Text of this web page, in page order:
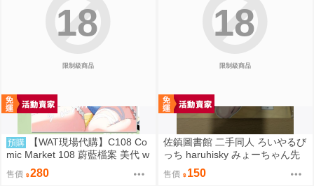
限制級商品
18
預購
【WAT現場代購】C108 Co
mic Market 108 蔚藍檔案 美代 w
ild summer
售價 280
限制級商品
18
佐鎮圖書館 二手同人 ろいやるび
っち haruhisky みょーちゃん先
生かくパコりき 3 小美老師如是
說
售價 150